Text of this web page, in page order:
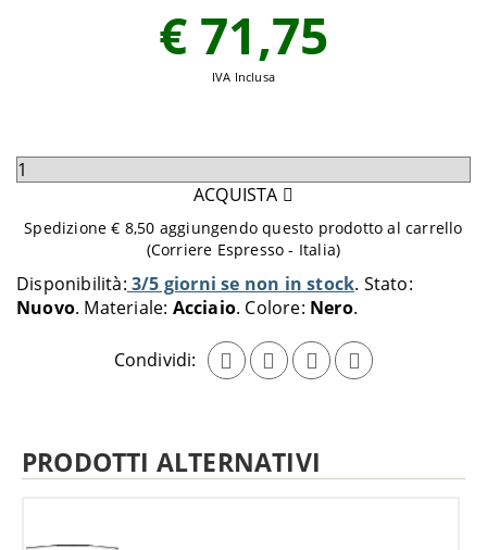
Disponibilità: 3/5 giorni se non in stock Stato:
Nuovo Materiale: Acciaio Colore: Nero
Condividi:
€ 71,75
IVA Inclusa
Seleziona
aggiungere
carrello
ACQUISTA
Spedizione € 8,50 aggiungendo questo prodotto al carrello
(Corriere Espresso - Italia)
PRODOTTI ALTERNATIVI